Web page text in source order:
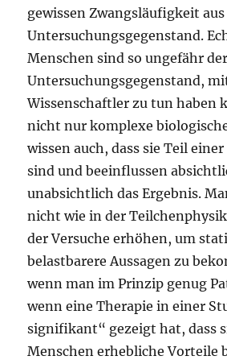
gewissen Zwangsläufigkeit
Untersuchungsgegenstand.
Menschen sind so ungefähr
Untersuchungsgegenstand,
Wissenschaftler zu tun haben
nicht nur komplexe
wissen auch, dass sie Teil
sind und beeinflussen
unabsichtlich das Ergebnis.
nicht wie in der
der Versuche erhöhen, um
belastbarere Aussagen zu
wenn man im Prinzip genug
wenn eine Therapie in einer
signifikant“ gezeigt hat, dass
Menschen erhebliche Vorteile